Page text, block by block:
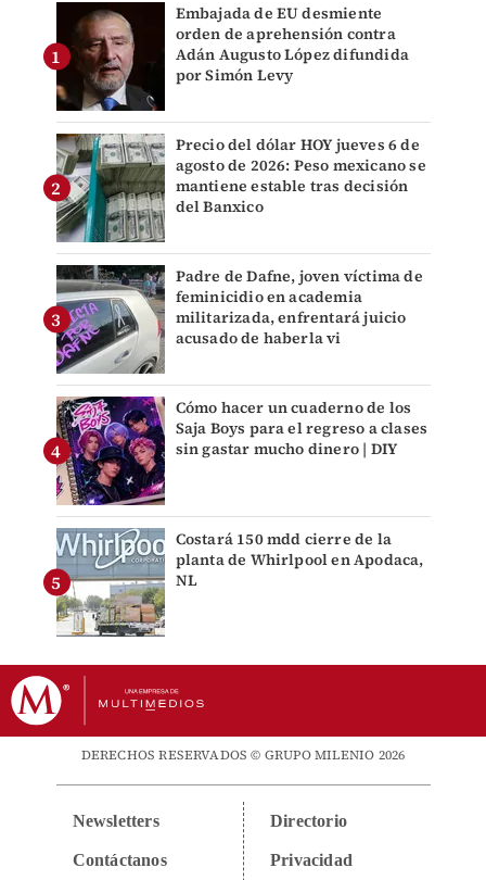
Embajada de EU desmiente
orden de aprehensión contra
Adán Augusto López difundida
por Simón Levy
Precio del dólar HOY jueves 6 de
agosto de 2026: Peso mexicano se
mantiene estable tras decisión
del Banxico
Padre de Dafne, joven víctima de
feminicidio en academia
militarizada, enfrentará juicio
acusado de haberla vi
Cómo hacer un cuaderno de los
Saja Boys para el regreso a clases
sin gastar mucho dinero | DIY
Costará 150 mdd cierre de la
planta de Whirlpool en Apodaca,
NL
DERECHOS RESERVADOS © GRUPO MILENIO 2026
Newsletters
Contáctanos
Directorio
Privacidad